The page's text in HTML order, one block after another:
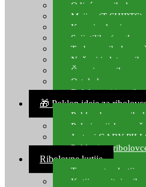
Odjeća za ribolov
Majice (T-SHIRTS)
Kape i rukavice za
Svijetiljke
Torbe za ribolovne
Noževi i alat za
Čamci za prihranu
Ostala kamp oprema
Dalekozori i optika
🎁 Poklon ideje za
Poklon bon za
Polarizacijske
Jastuci GABY
Pokloni za
Ribolovne kutije
Transportne kutije
Kutije za sitni